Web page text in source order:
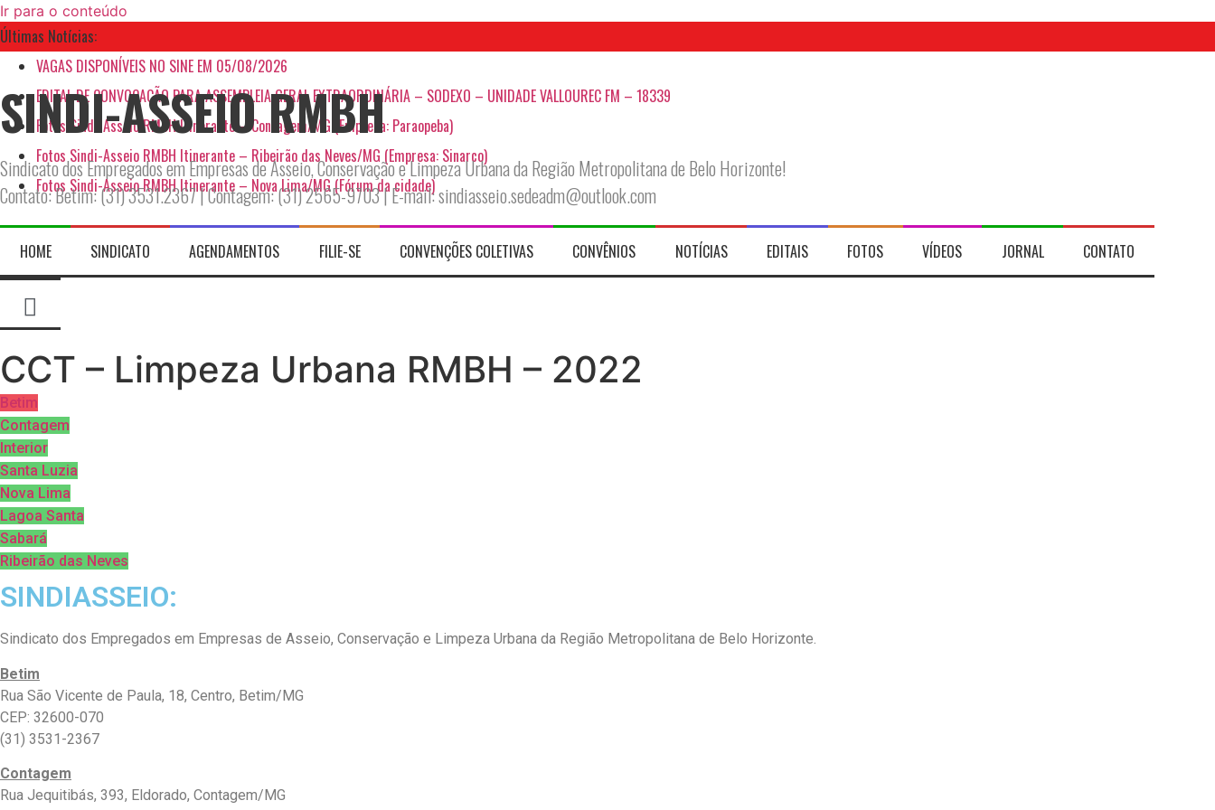
Ir para o conteúdo
Últimas Notícias:
VAGAS DISPONÍVEIS NO SINE EM 05/08/2026
EDITAL DE CONVOCAÇÃO PARA ASSEMBLEIA GERAL EXTRAORDINÁRIA – SODEXO – UNIDADE VALLOUREC FM – 18339
Fotos Sindi-Asseio RMBH Itinerante – Contagem/MG (Empresa: Paraopeba)
Fotos Sindi-Asseio RMBH Itinerante – Ribeirão das Neves/MG (Empresa: Sinarco)
Fotos Sindi-Asseio RMBH Itinerante – Nova Lima/MG (Fórum da cidade)
SINDI-ASSEIO RMBH
Sindicato dos Empregados em Empresas de Asseio, Conservação e Limpeza Urbana da Região Metropolitana de Belo Horizonte!
Contato: Betim: (31) 3531.2367 | Contagem: (31) 2565-9703 | E-mail: sindiasseio.sedeadm@outlook.com
HOME SINDICATO AGENDAMENTOS FILIE-SE CONVENÇÕES COLETIVAS CONVÊNIOS NOTÍCIAS EDITAIS FOTOS VÍDEOS JORNAL CONTATO
CCT – Limpeza Urbana RMBH – 2022
Betim
Contagem
Interior
Santa Luzia
Nova Lima
Lagoa Santa
Sabará
Ribeirão das Neves
SINDIASSEIO:
Sindicato dos Empregados em Empresas de Asseio, Conservação e Limpeza Urbana da Região Metropolitana de Belo Horizonte.
Betim
Rua São Vicente de Paula, 18, Centro, Betim/MG
CEP: 32600-070
(31) 3531-2367
Contagem
Rua Jequitibás, 393, Eldorado, Contagem/MG